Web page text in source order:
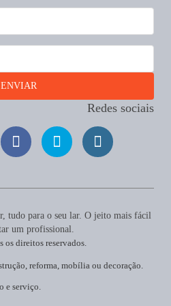
Redes sociais
reforma, mobília ou decoração.
e serviço.
os direitos reservados.